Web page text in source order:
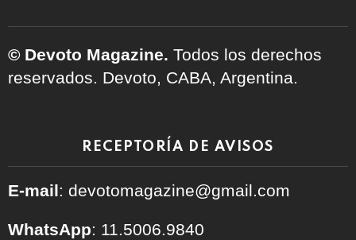
© Devoto Magazine. Todos los derechos
reservados. Devoto, CABA, Argentina.
RECEPTORÍA DE AVISOS
E-mail: devotomagazine@gmail.com
WhatsApp: 11.5006.9840